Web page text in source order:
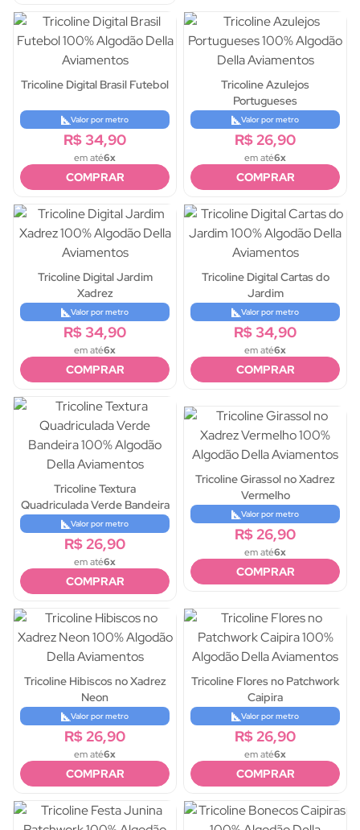
Tricoline Digital Brasil Futebol
Valor por metro
R$ 34,90
em até6x
COMPRAR
Tricoline Azulejos
Portugueses
Valor por metro
R$ 26,90
em até6x
COMPRAR
Tricoline Digital Jardim
Xadrez
Valor por metro
R$ 34,90
em até6x
COMPRAR
Tricoline Digital Cartas do
Jardim
Valor por metro
R$ 34,90
em até6x
COMPRAR
Tricoline Textura
Quadriculada Verde Bandeira
Valor por metro
R$ 26,90
em até6x
COMPRAR
Tricoline Girassol no Xadrez
Vermelho
Valor por metro
R$ 26,90
em até6x
COMPRAR
Tricoline Hibiscos no Xadrez
Neon
Valor por metro
R$ 26,90
em até6x
COMPRAR
Tricoline Flores no Patchwork
Caipira
Valor por metro
R$ 26,90
em até6x
COMPRAR